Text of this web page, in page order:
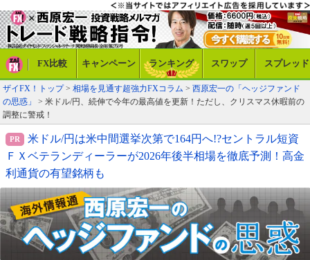
FX比較 キャンペーン ランキング スワップ スプレッド
ザイFX！トップ> 相場を見通す超強力FXコラム > 西原宏一の「ヘッジファンド
の思惑」
> 米ドル/円、続伸で今年の最高値を更新！ただし、クリスマス休暇前の
調整に警戒！
米ドル/円は米中間選挙次第で164円へ!?セントラル短資
ＦＸベテランディーラーが2026年後半相場を徹底予測！高金
利通貨の有望銘柄も